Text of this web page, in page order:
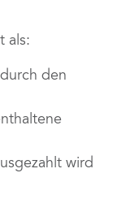
als:
den
wird